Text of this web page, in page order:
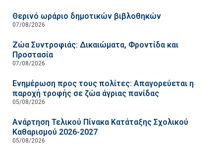
Θερινό ωράριο δημοτικών βιβλοθηκών
07/08/2026
Ζώα Συντροφιάς: Δικαιώματα, Φροντίδα και
Προστασία
07/08/2026
Ενημέρωση προς τους πολίτες: Απαγορεύεται η
παροχή τροφής σε ζώα άγριας πανίδας
05/08/2026
Ανάρτηση Τελικού Πίνακα Κατάταξης Σχολικού
Καθαρισμού 2026-2027
05/08/2026